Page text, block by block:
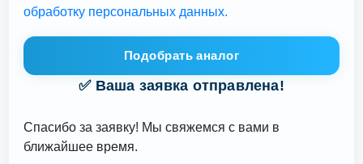
обработку персональных данных.
Подобрать аналог
✅ Ваша заявка отправлена!
Спасибо за заявку! Мы свяжемся с вами в
ближайшее время.